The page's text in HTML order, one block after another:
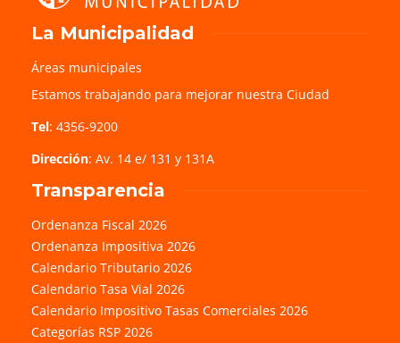
La Municipalidad
Áreas municipales
Estamos trabajando para mejorar nuestra Ciudad
Tel: 4356-9200
Dirección: Av. 14 e/ 131 y 131A
Transparencia
Ordenanza Fiscal 2026
Ordenanza Impositiva 2026
Calendario Tributario 2026
Calendario Tasa Vial 2026
Calendario Impositivo Tasas Comerciales 2026
Categorías RSP 2026